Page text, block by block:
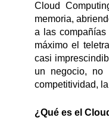
Cloud
memoria,
a las compañías
máximo el
casi
un negocio, no
competitividad,
¿Qué es el